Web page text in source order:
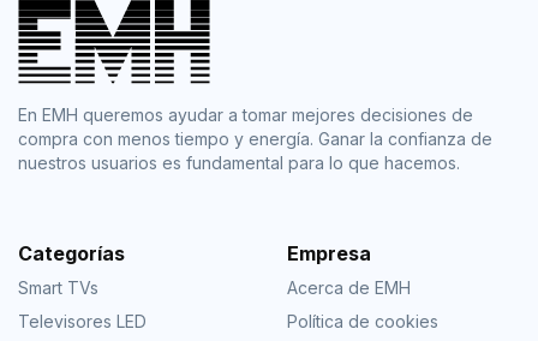
En EMH queremos ayudar a tomar mejores decisiones de
compra con menos tiempo y energía. Ganar la confianza de
nuestros usuarios es fundamental para lo que hacemos.
Categorías
Smart TVs
Televisores LED
Empresa
Acerca de EMH
Política de cookies